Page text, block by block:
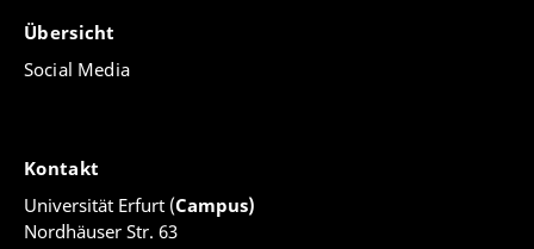
Übersicht
Social Media
Kontakt
Universität Erfurt (Campus)
Nordhäuser Str. 63